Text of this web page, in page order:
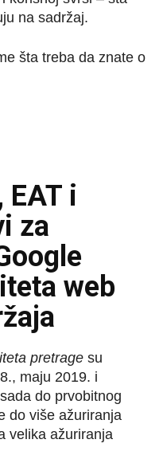
na sadržaj.
šta treba da znate o
EAT i
za
web
pretrage su
maju 2019. i
do prvobitnog
do više ažuriranja
velika ažuriranja